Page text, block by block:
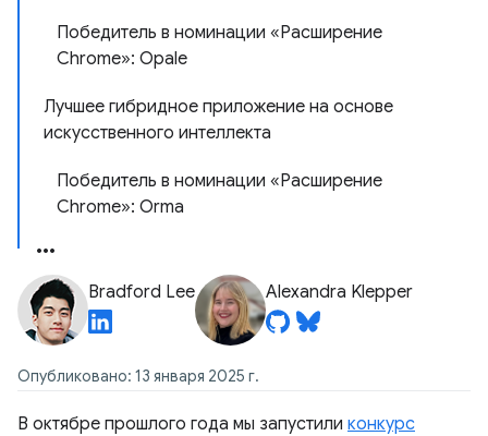
Победитель в номинации «Расширение
Chrome»: Opale
Лучшее гибридное приложение на основе
искусственного интеллекта
Победитель в номинации «Расширение
Chrome»: Orma
Bradford Lee Alexandra Klepper
Опубликовано: 13 января 2025 г.
В октябре прошлого года мы запустили конкурс